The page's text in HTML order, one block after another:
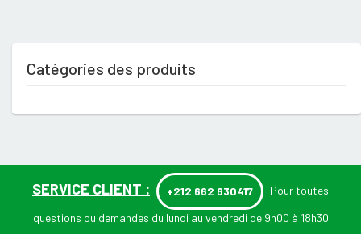
Catégories des produits
SERVICE CLIENT : +212 662 630417 Pour toutes
questions ou demandes du lundi au vendredi de 9h00 à 18h30